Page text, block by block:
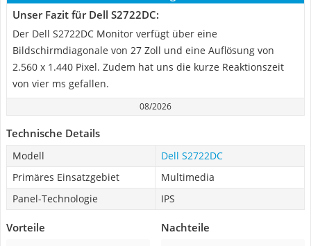
Unser Fazit für Dell S2722DC:
Der Dell S2722DC Monitor verfügt über eine
Bildschirmdiagonale von 27 Zoll und eine Auflösung von
2.560 x 1.440 Pixel. Zudem hat uns die kurze Reaktionszeit
von vier ms gefallen.
08/2026
Technische Details
Modell
Dell S2722DC
Primäres Einsatzgebiet
Multimedia
Panel-Technologie
IPS
Vorteile Nachteile